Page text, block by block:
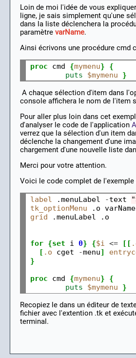
Loin de moi l'idée de vous
ligne, je sais simplement qu'une
dans la liste déclenchera la
paramètre varName.
Ainsi écrivons une procédure cmd
proc cmd {mymenu}
{
puts
$mymenu }
A chaque sélection d'item dans
console affichera le nom de l'item
Pour aller plus loin dans cet
d'analyser le code de l'application
verrez que la sélection d'un item
déclenche la changement d'une
chargement d'une nouvelle liste
Merci pour votre attention.
Voici le code complet de l'exemple
label .menuLabel -text
tk_optionMenu .o varName
grid .menuLabel .o
for {set i 0} {$i <= [[
[ .o cget -menu]
}
proc cmd {mymenu}
{
puts
$mymenu }
Recopiez le dans un éditeur de
fichier avec l'extention .tk et
terminal.